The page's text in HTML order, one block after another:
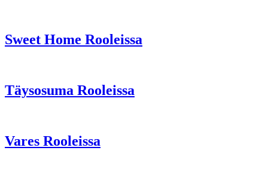
Sweet Home Rooleissa
Täysosuma Rooleissa
Vares Rooleissa